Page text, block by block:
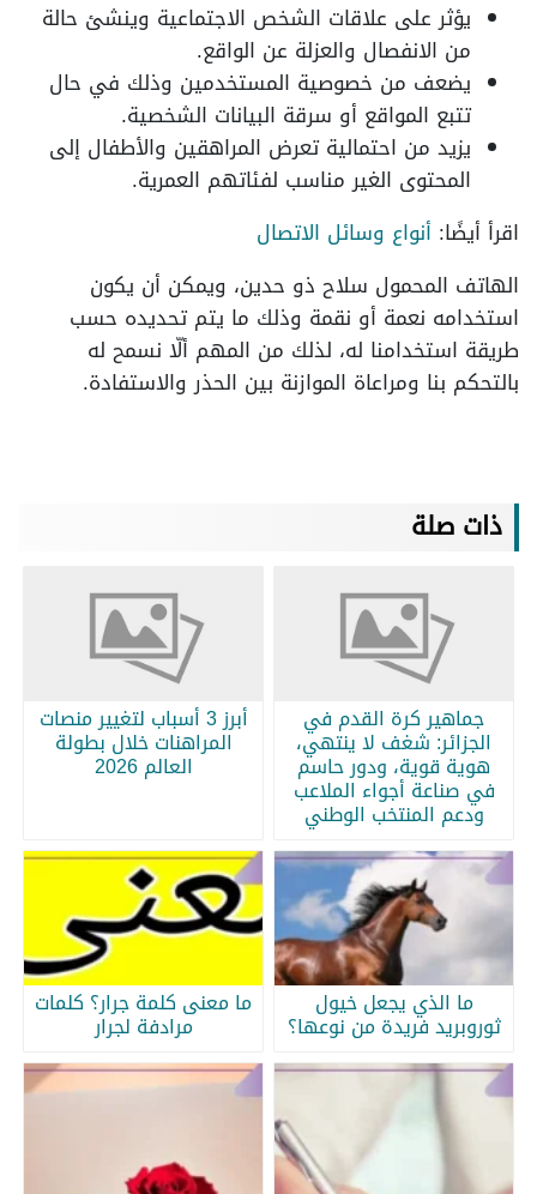
يؤثر على علاقات الشخص الاجتماعية وينشئ حالة
من الانفصال والعزلة عن الواقع.
يضعف من خصوصية المستخدمين وذلك في حال
تتبع المواقع أو سرقة البيانات الشخصية.
يزيد من احتمالية تعرض المراهقين والأطفال إلى
المحتوى الغير مناسب لفئاتهم العمرية.
اقرأ أيضًا: أنواع وسائل الاتصال
الهاتف المحمول سلاح ذو حدين، ويمكن أن يكون
استخدامه نعمة أو نقمة وذلك ما يتم تحديده حسب
طريقة استخدامنا له، لذلك من المهم ألّا نسمح له
بالتحكم بنا ومراعاة الموازنة بين الحذر والاستفادة.
ذات صلة
جماهير كرة القدم في
الجزائر: شغف لا ينتهي،
هوية قوية، ودور حاسم
في صناعة أجواء الملاعب
ودعم المنتخب الوطني
أبرز 3 أسباب لتغيير منصات
المراهنات خلال بطولة
العالم 2026
ما الذي يجعل خيول
ثوروبريد فريدة من نوعها؟
ما معنى كلمة جرار؟ كلمات
مرادفة لجرار